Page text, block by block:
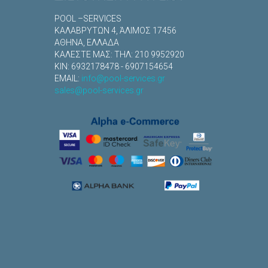
POOL –SERVICES
ΚΑΛΑΒΡYΤΩΝ 4, ΆΛΙΜΟΣ 17456
ΑΘΗΝΑ, ΕΛΛΑΔΑ
ΚΑΛΕΣΤΕ ΜΑΣ: TΗΛ: 210 9952920
ΚΙΝ: 6932178478 - 6907154654
EMAIL: info@pool-services.gr
sales@pool-services.gr